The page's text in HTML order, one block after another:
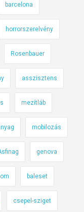
barcelona
horrorszerelvény
Rosenbauer
asszisztens
mezítláb
mobilozás
genova
baleset
csepel-sziget